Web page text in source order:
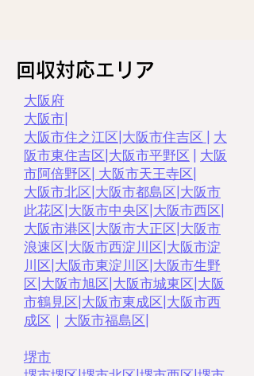
回収対応エリア
大阪府
大阪市
大阪市住之江区 大阪市住吉区
大
阪市東住吉区 大阪市平野区
大阪
市阿倍野区 大阪市天王寺区
大阪市北区 大阪市都島区 大阪市
此花区 大阪市中央区 大阪市西区
大阪市港区 大阪市大正区 大阪市
浪速区 大阪市西淀川区 大阪市淀
川区 大阪市東淀川区 大阪市生野
区 大阪市旭区 大阪市城東区 大阪
市鶴見区 大阪市東成区 大阪市西
成区 ｜ 大阪市福島区
堺市